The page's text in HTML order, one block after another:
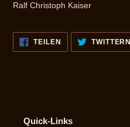
Ralf Christoph Kaiser
TEILEN
FACEBOOK
TEILEN
TWITTERN
Quick-Links